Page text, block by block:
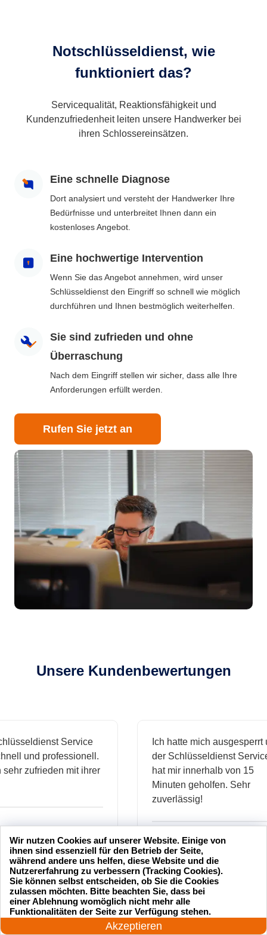
Notschlüsseldienst, wie
funktioniert das?
Servicequalität, Reaktionsfähigkeit und
Kundenzufriedenheit leiten unsere Handwerker bei
ihren Schlossereinsätzen.
Eine schnelle Diagnose
Dort analysiert und versteht der Handwerker Ihre
Bedürfnisse und unterbreitet Ihnen dann ein
kostenloses Angebot.
Eine hochwertige Intervention
Wenn Sie das Angebot annehmen, wird unser
Schlüsseldienst den Eingriff so schnell wie möglich
durchführen und Ihnen bestmöglich weiterhelfen.
Sie sind zufrieden und ohne
Überraschung
Nach dem Eingriff stellen wir sicher, dass alle Ihre
Anforderungen erfüllt werden.
Rufen Sie jetzt an
Unsere Kundenbewertungen
Service
und professionell.
zufrieden mit ihrer
Ich hatte mich ausgesperrt und
der Schlüsseldienst Service
hat mir innerhalb von 15
Minuten geholfen. Sehr
zuverlässig!
Markus B.
hat
Sehr guter Service! Der
Schlüsseldienst war freundlich
und hat mir schnell geholfen,
24 Stunden am Tag
Akzeptieren
Wir nutzen Cookies auf unserer Website. Einige von
ihnen sind essenziell für den Betrieb der Seite,
während andere uns helfen, diese Website und die
Nutzererfahrung zu verbessern (Tracking Cookies).
Sie können selbst entscheiden, ob Sie die Cookies
zulassen möchten. Bitte beachten Sie, dass bei
einer Ablehnung womöglich nicht mehr alle
Funktionalitäten der Seite zur Verfügung stehen.